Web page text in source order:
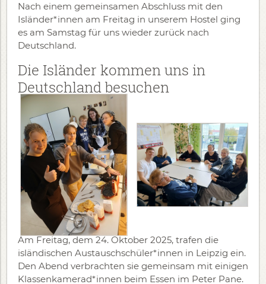
Nach einem gemeinsamen Abschluss mit den
Isländer*innen am Freitag in unserem Hostel ging
es am Samstag für uns wieder zurück nach
Deutschland.
Die Isländer kommen uns in
Deutschland besuchen
Am Freitag, dem 24. Oktober 2025, trafen die
isländischen Austauschschüler*innen in Leipzig ein.
Den Abend verbrachten sie gemeinsam mit einigen
Klassenkamerad*innen beim Essen im Peter Pane.